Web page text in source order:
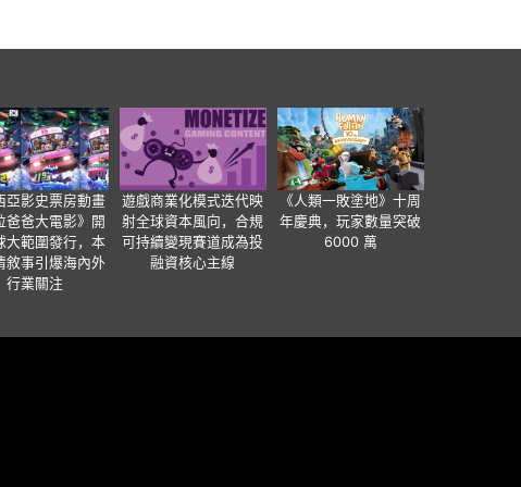
亞影史票房動畫
爸爸大電影》開
大範圍發行，本
敘事引爆海內外
行業關注
遊戲商業化模式迭代映
射全球資本風向，合規
可持續變現賽道成為投
融資核心主線
《人類一敗塗地》十周
年慶典，玩家數量突破
6000 萬